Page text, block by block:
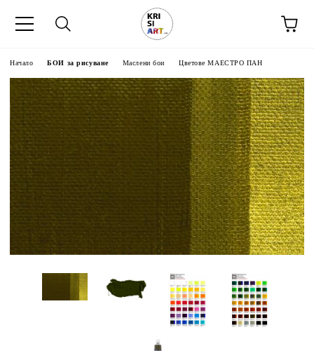
Начало БОИ за рисуване Маслени бои Цветове МАЕСТРО ПАН